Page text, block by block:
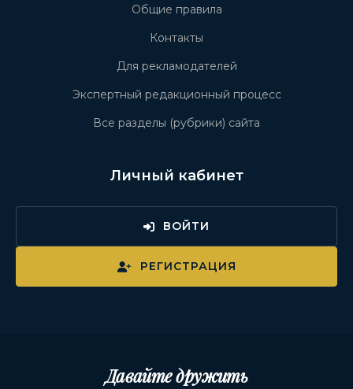
Общие правила
Контакты
Для рекламодателей
Экспертный редакционный процесс
Все разделы (рубрики) сайта
Личный кабинет
ВОЙТИ
РЕГИСТРАЦИЯ
Давайте дружить